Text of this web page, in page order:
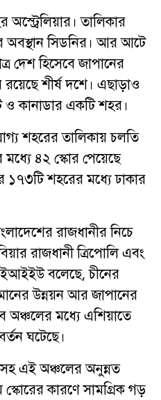
অস্ট্রেলিয়ার। তালিকার
অবস্থান সিডনির। আর আটে
দেশ হিসেবে জাপানের
শীর্ষ দশে। এছাড়াও
ও কানাডার একটি শহর।
শহরের তালিকায় চলতি
৪২ স্কোর পেয়েছে
১৭৩টি শহরের মধ্যে ঢাকার
রাজধানীর নিচে
রাজধানী ত্রিপোলি এবং
ইআইইউ বলেছে, চীনের
মানের উন্নয়ন আর জাপানের
মধ্যে এশিয়াতে
ঘটেছে।
এই অঞ্চলের অনুন্নত
কারণে সামগ্রিক গড়